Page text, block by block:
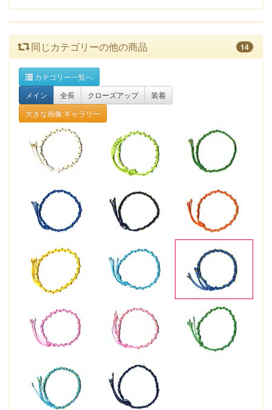
同じカテゴリーの他の商品 14
カテゴリー一覧へ
メイン
全長 クローズアップ
装着
大きな画像:ギャラリー